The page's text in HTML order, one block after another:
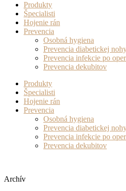
Produkty
Špecialisti
Hojenie rán
Prevencia
Osobná hygiena
Prevencia diabetickej
Prevencia infekcie po
Prevencia dekubitov
Produkty
Špecialisti
Hojenie rán
Prevencia
Osobná hygiena
Prevencia diabetickej
Prevencia infekcie po
Prevencia dekubitov
Archív